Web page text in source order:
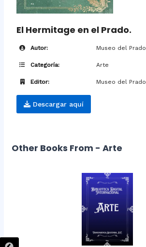
El Hermitage en el Prado.
Autor: Museo del Prado
Categoría: Arte
Editor: Museo del Prado
Descargar aquí
Other Books From - Arte